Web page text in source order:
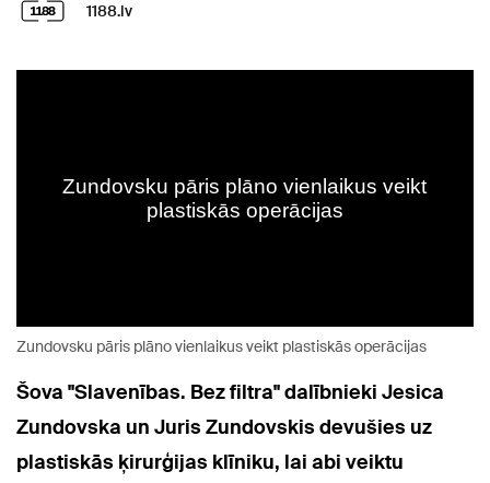
1188.lv
Zundovsku pāris plāno vienlaikus veikt plastiskās operācijas
Šova "Slavenības. Bez filtra" dalībnieki Jesica
Zundovska un Juris Zundovskis devušies uz
plastiskās ķirurģijas klīniku, lai abi veiktu